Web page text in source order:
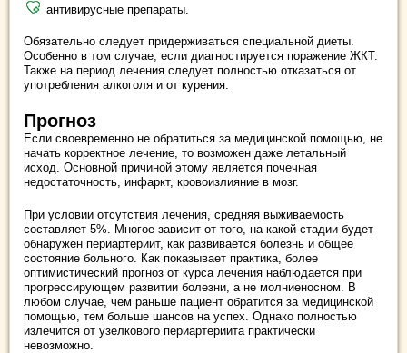
антивирусные препараты.
Обязательно следует придерживаться специальной диеты.
Особенно в том случае, если диагностируется поражение ЖКТ.
Также на период лечения следует полностью отказаться от
употребления алкоголя и от курения.
Прогноз
Если своевременно не обратиться за медицинской помощью, не
начать корректное лечение, то возможен даже летальный
исход. Основной причиной этому является почечная
недостаточность, инфаркт, кровоизлияние в мозг.
При условии отсутствия лечения, средняя выживаемость
составляет 5%. Многое зависит от того, на какой стадии будет
обнаружен периартериит, как развивается болезнь и общее
состояние больного. Как показывает практика, более
оптимистический прогноз от курса лечения наблюдается при
прогрессирующем развитии болезни, а не молниеносном. В
любом случае, чем раньше пациент обратится за медицинской
помощью, тем больше шансов на успех. Однако полностью
излечится от узелкового периартериита практически
невозможно.